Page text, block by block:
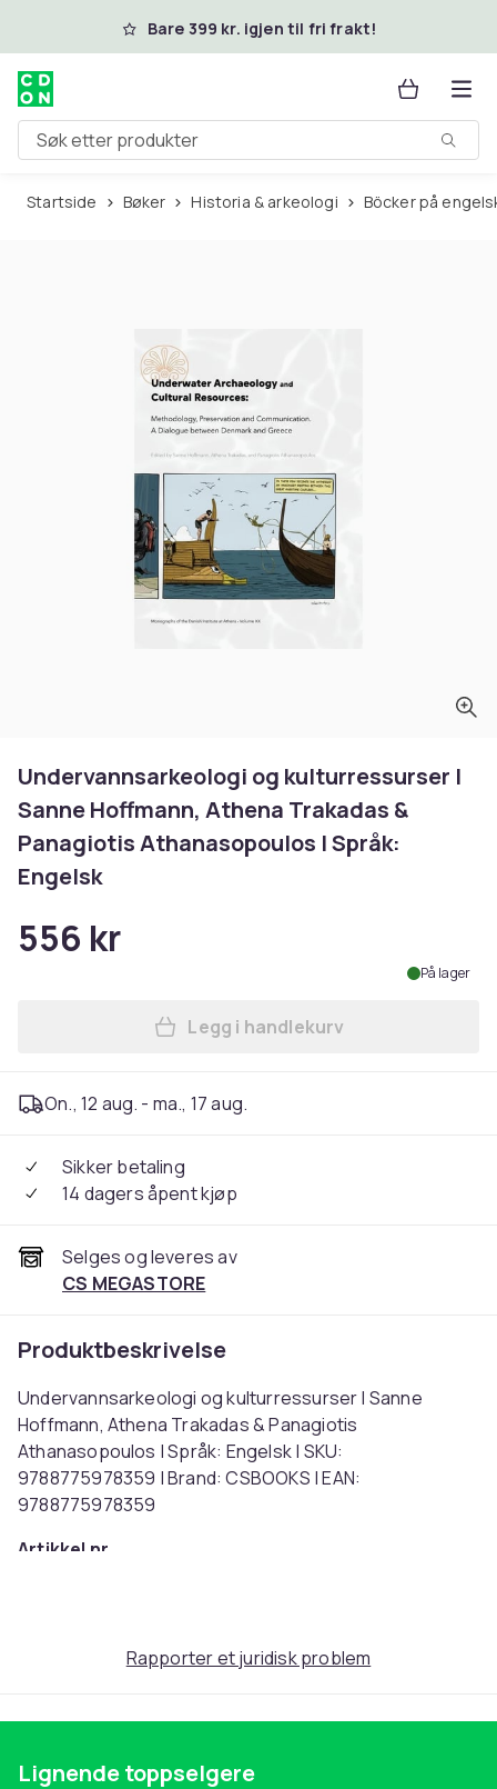
Hopp til hovedinnholdBare 399 kr. igjen til fri frakt!
Søk etter produkter
Startside Bøker Historia & arkeologi Böcker på
Undervannsarkeologi og kulturressurser |
Sanne Hoffmann, Athena Trakadas &
Panagiotis Athanasopoulos | Språk:
Engelsk
556 kr
På lager
Legg
Legg i handlekurv
On., 12 aug. - ma., 17 aug.
Sikker betaling
14 dagers åpent kjøp
Selges og leveres av
CS MEGASTORE
Produktbeskrivelse
Undervannsarkeologi og kulturressurser | Sanne
Hoffmann, Athena Trakadas & Panagiotis
Athanasopoulos | Språk: Engelsk | SKU:
9788775978359 | Brand: CSBOOKS | EAN:
9788775978359
Artikkel nr.
Rapporter et juridisk problem
Lignende toppselgere